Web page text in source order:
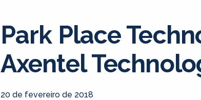
Park Place
Axentel
20 de fevereiro de 2018